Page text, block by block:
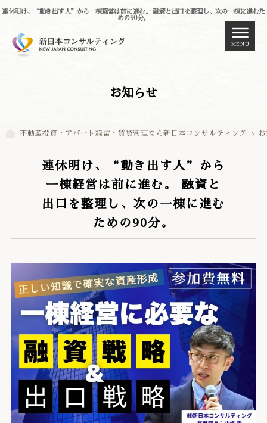
連休明け、“動き出す人”から一棟経営は前に進む。 融資と出口を整理し、次の一棟に進むた
めの90分。
MENU
お知らせ
不動産投資・アパート経営・賃貸管理なら新日本コンサルティング >
連休明け、“動き出す人”から
一棟経営は前に進む。 融資と
出口を整理し、次の一棟に進む
ための90分。